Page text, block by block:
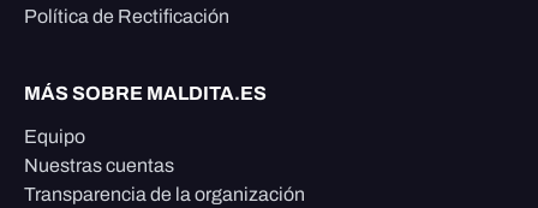
Política de Rectificación
MÁS SOBRE MALDITA.ES
Equipo
Nuestras cuentas
Transparencia de la organización